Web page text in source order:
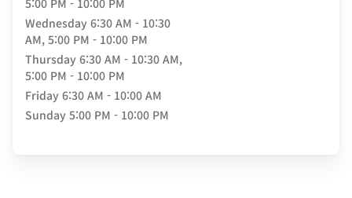
5:00 PM - 10:00 PM
Wednesday 6:30 AM - 10:30
AM, 5:00 PM - 10:00 PM
Thursday 6:30 AM - 10:30 AM,
5:00 PM - 10:00 PM
Friday 6:30 AM - 10:00 AM
Sunday 5:00 PM - 10:00 PM